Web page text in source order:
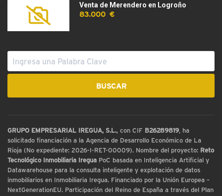
Venta de Merendero en Logroño
83.000 €
GRUPO EMPRESARIAL IREGUA, S.L., con CIF B26289819, ha
solicitado financiación a la Agencia de Desarrollo Económico de La
Rioja (No expediente: 2026-I-RET-00009). Nombre del proyecto: Reto
Tecnológico Inmobiliaria Iregua PoC basada en Inteligencia Artificial y
Datawarehouse para la consulta inteligente y explotación de datos
inmobiliarios en Inmobiliaria Iregua. Financiado por la Unión Europea –
NextGenerationEU. Participación del Reino de España a través del Plan